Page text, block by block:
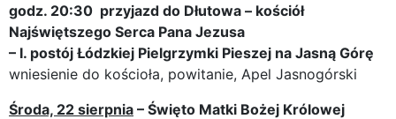
godz. 20:30 przyjazd do Dłutowa – kościół
Najświętszego Serca Pana Jezusa
– I. postój Łódzkiej Pielgrzymki Pieszej na Jasną Górę
wniesienie do kościoła, powitanie, Apel Jasnogórski
Środa, 22 sierpnia – Święto Matki Bożej Królowej